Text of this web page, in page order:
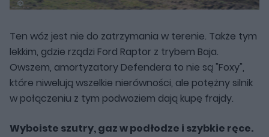
Ten wóz jest nie do zatrzymania w terenie. Także tym
lekkim, gdzie rządzi Ford Raptor z trybem Baja.
Owszem, amortyzatory Defendera to nie są "Foxy",
które niwelują wszelkie nierówności, ale potężny silnik
w połączeniu z tym podwoziem dają kupę frajdy.
Wyboiste szutry, gaz w podłodze i szybkie ręce.